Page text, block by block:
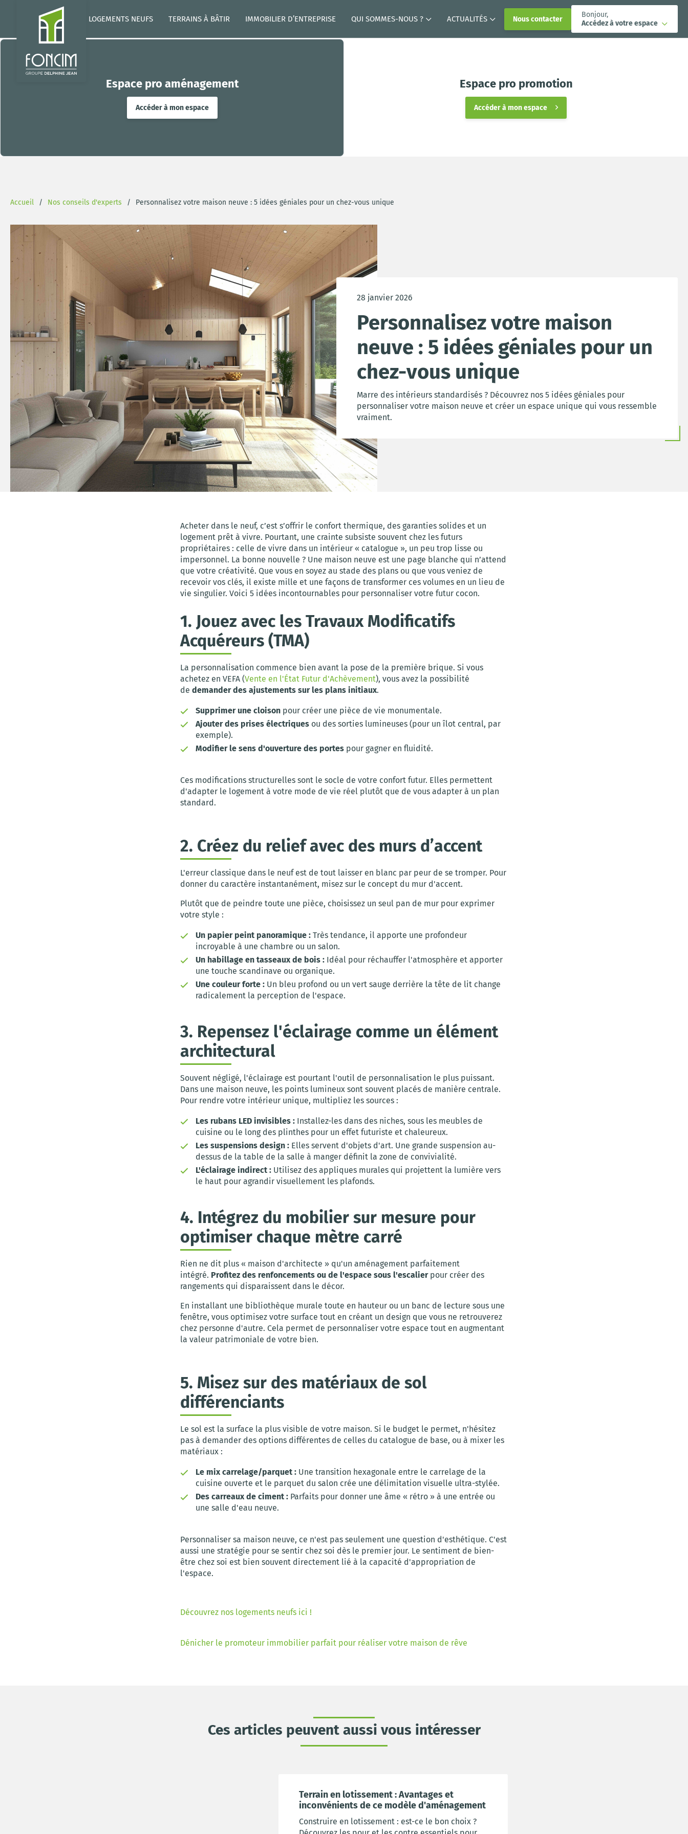
LOGEMENTS NEUFS TERRAINS À BÂTIR IMMOBILIER D’ENTREPRISE QUI SOMMES-NOUS ? ACTUALITÉS Nous contacter
Bonjour,
Accédez à votre espace
Espace pro aménagement
Accéder à mon espace
Espace pro promotion
Accéder à mon espace
Accueil Nos conseils d'experts Personnalisez votre maison neuve : 5 idées géniales pour un chez-vous unique
28 janvier 2026
Personnalisez votre maison
neuve : 5 idées géniales pour un
chez-vous unique
Marre des intérieurs standardisés ? Découvrez nos 5 idées géniales pour
personnaliser votre maison neuve et créer un espace unique qui vous ressemble
vraiment.
Acheter dans le neuf, c’est s’offrir le confort thermique, des garanties solides et un
logement prêt à vivre. Pourtant, une crainte subsiste souvent chez les futurs
propriétaires : celle de vivre dans un intérieur « catalogue », un peu trop lisse ou
impersonnel. La bonne nouvelle ? Une maison neuve est une page blanche qui n’attend
que votre créativité. Que vous en soyez au stade des plans ou que vous veniez de
recevoir vos clés, il existe mille et une façons de transformer ces volumes en un lieu de
vie singulier. Voici 5 idées incontournables pour personnaliser votre futur cocon.
1. Jouez avec les Travaux Modificatifs
Acquéreurs (TMA)
La personnalisation commence bien avant la pose de la première brique. Si vous
achetez en VEFA (Vente en l'État Futur d'Achèvement), vous avez la possibilité
de demander des ajustements sur les plans initiaux.
Supprimer une cloison pour créer une pièce de vie monumentale.
Ajouter des prises électriques ou des sorties lumineuses (pour un îlot central, par
exemple).
Modifier le sens d'ouverture des portes pour gagner en fluidité.
Ces modifications structurelles sont le socle de votre confort futur. Elles permettent
d'adapter le logement à votre mode de vie réel plutôt que de vous adapter à un plan
standard.
2. Créez du relief avec des murs d’accent
L'erreur classique dans le neuf est de tout laisser en blanc par peur de se tromper. Pour
donner du caractère instantanément, misez sur le concept du mur d'accent.
Plutôt que de peindre toute une pièce, choisissez un seul pan de mur pour exprimer
votre style :
Un papier peint panoramique : Très tendance, il apporte une profondeur
incroyable à une chambre ou un salon.
Un habillage en tasseaux de bois : Idéal pour réchauffer l'atmosphère et apporter
une touche scandinave ou organique.
Une couleur forte : Un bleu profond ou un vert sauge derrière la tête de lit change
radicalement la perception de l'espace.
3. Repensez l'éclairage comme un élément
architectural
Souvent négligé, l'éclairage est pourtant l'outil de personnalisation le plus puissant.
Dans une maison neuve, les points lumineux sont souvent placés de manière centrale.
Pour rendre votre intérieur unique, multipliez les sources :
Les rubans LED invisibles : Installez-les dans des niches, sous les meubles de
cuisine ou le long des plinthes pour un effet futuriste et chaleureux.
Les suspensions design : Elles servent d'objets d'art. Une grande suspension au-
dessus de la table de la salle à manger définit la zone de convivialité.
L'éclairage indirect : Utilisez des appliques murales qui projettent la lumière vers
le haut pour agrandir visuellement les plafonds.
4. Intégrez du mobilier sur mesure pour
optimiser chaque mètre carré
Rien ne dit plus « maison d'architecte » qu'un aménagement parfaitement
intégré. Profitez des renfoncements ou de l'espace sous l'escalierpour créer des
rangements qui disparaissent dans le décor.
En installant une bibliothèque murale toute en hauteur ou un banc de lecture sous une
fenêtre, vous optimisez votre surface tout en créant un design que vous ne retrouverez
chez personne d'autre. Cela permet de personnaliser votre espace tout en augmentant
la valeur patrimoniale de votre bien.
5. Misez sur des matériaux de sol
différenciants
Le sol est la surface la plus visible de votre maison. Si le budget le permet, n'hésitez
pas à demander des options différentes de celles du catalogue de base, ou à mixer les
matériaux :
Le mix carrelage/parquet : Une transition hexagonale entre le carrelage de la
cuisine ouverte et le parquet du salon crée une délimitation visuelle ultra-stylée.
Des carreaux de ciment : Parfaits pour donner une âme « rétro » à une entrée ou
une salle d'eau neuve.
Personnaliser sa maison neuve, ce n'est pas seulement une question d'esthétique. C'est
aussi une stratégie pour se sentir chez soi dès le premier jour. Le sentiment de bien-
être chez soi est bien souvent directement lié à la capacité d'appropriation de
l'espace.
Découvrez nos logements neufs ici !
Dénicher le promoteur immobilier parfait pour réaliser votre maison de rêve
Ces articles peuvent aussi vous intéresser
Terrain en lotissement : Avantages et
inconvénients de ce modèle d'aménagement
Construire en lotissement : est-ce le bon choix ?